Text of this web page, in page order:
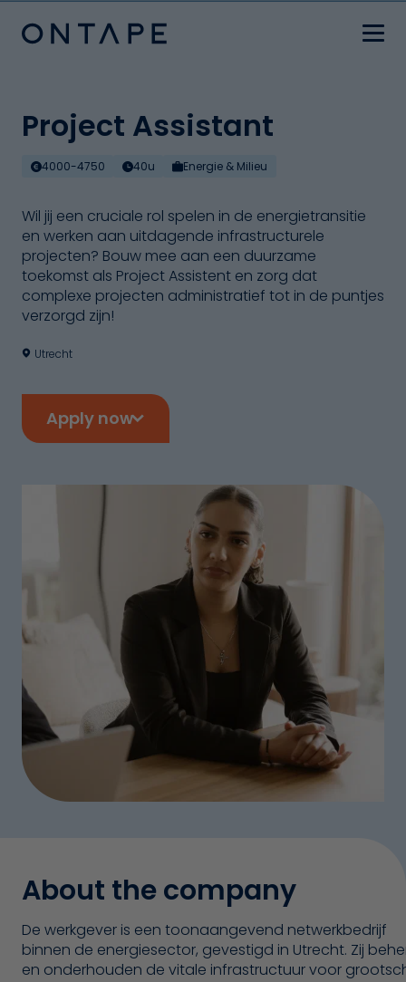
Project Assistant
4000-4750 40u Energie & Milieu
Wil jij een cruciale rol spelen in de energietransitie
en werken aan uitdagende infrastructurele
projecten? Bouw mee aan een duurzame
toekomst als Project Assistent en zorg dat
complexe projecten administratief tot in de puntjes
verzorgd zijn!
Utrecht
Apply now
About the company
De werkgever is een toonaangevend netwerkbedrijf
binnen de energiesector, gevestigd in Utrecht. Zij
en onderhouden de vitale infrastructuur voor